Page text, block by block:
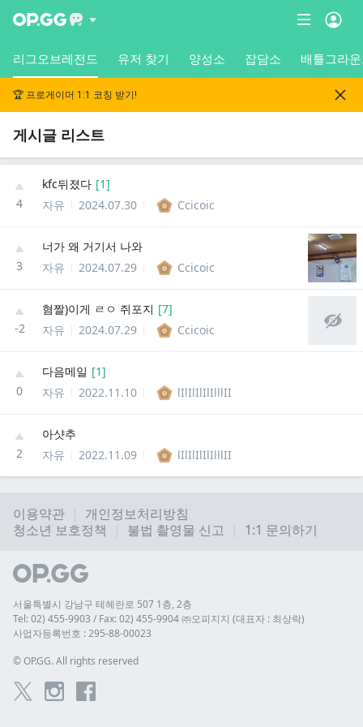
리그오브레전드 유저 찾기 양성소 잡담소 배틀그라
🏆 프로게이머 1:1 코칭 받기!
게시글 리스트
4
kfc뒤졌다 [1]
자유
2024.07.30 Ccicoic
3
너가 왜 거기서 나와
자유
2024.07.29 Ccicoic
-2
혐짤)이게 ㄹㅇ 쥐포지 [7]
자유
2024.07.29 Ccicoic
0
다음메일 [1]
자유
2022.11.10 lIlIlIlIlIlllII
2
아샷추
자유
2022.11.09 lIlIlIlIlIlllII
이용약관
개인정보처리방침
청소년 보호정책
불법 촬영물 신고 1:1 문의하기
서울특별시 강남구 테헤란로 507 1층, 2층
Tel: 02) 455-9903 / Fax: 02) 455-9904 ㈜오피지지 (대표자 : 최상락)
사업자등록번호 : 295-88-00023
© OP.GG. All rights reserved